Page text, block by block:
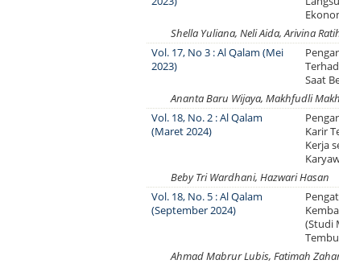
Shella Yuliana, Neli Aida, Arivina
Vol. 17, No 3 : Al Qalam (Mei
2023)
Saat
Ananta Baru Wijaya, Makhfudli
Vol. 18, No. 2 : Al Qalam
(Maret 2024)
Karir
Kerja
Beby Tri Wardhani, Hazwari Hasan
Vol. 18, No. 5 : Al Qalam
(September 2024)
(Studi
Ahmad Mabrur Lubis, Fatimah